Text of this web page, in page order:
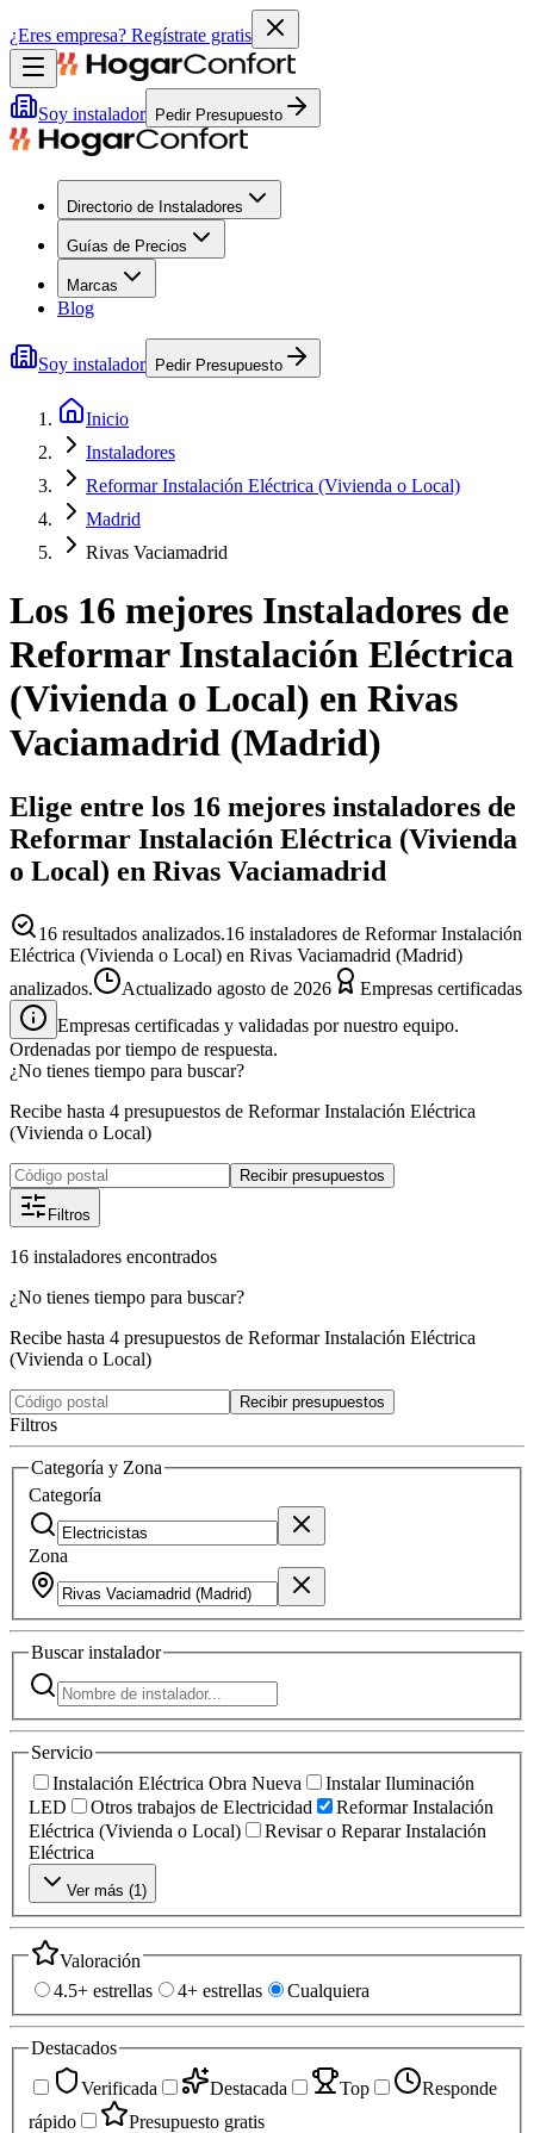
¿Eres empresa? Regístrate gratis
Soy instalador Pedir Presupuesto
Directorio de Instaladores
Guías de Precios
Marcas
Blog
Soy instalador Pedir Presupuesto
Inicio
Instaladores
Reformar Instalación Eléctrica (Vivienda o Local)
Madrid
Rivas Vaciamadrid
Los 16 mejores Instaladores de
Reformar Instalación Eléctrica
(Vivienda o Local) en Rivas
Vaciamadrid (Madrid)
Elige entre los 16 mejores instaladores de
Reformar Instalación Eléctrica (Vivienda
o Local) en Rivas Vaciamadrid
16 resultados analizados.16 instaladores de Reformar Instalación
Eléctrica (Vivienda o Local) en Rivas Vaciamadrid (Madrid)
analizados.
Actualizado agosto de 2026
Empresas certificadas
Empresas certificadas y validadas por nuestro equipo.
Ordenadas por tiempo de respuesta.
¿No tienes tiempo para buscar?
Recibe hasta 4 presupuestos de Reformar Instalación Eléctrica
(Vivienda o Local)
Recibir presupuestos
Filtros
16 instaladores encontrados
¿No tienes tiempo para buscar?
Recibe hasta 4 presupuestos de Reformar Instalación Eléctrica
(Vivienda o Local)
Recibir presupuestos
Filtros
Categoría y Zona
Categoría
Zona
Buscarinstalador
Servicio
Instalación Eléctrica Obra Nueva
Instalar Iluminación
LED
Otros trabajos de Electricidad
Reformar Instalación
Eléctrica (Vivienda o Local)
Revisar o Reparar Instalación
Eléctrica
Ver más (1)
Valoración
4.5+ estrellas
4+ estrellas Cualquiera
Destacados
Verificada
Destacada Top
Responde
rápido
Presupuesto gratis